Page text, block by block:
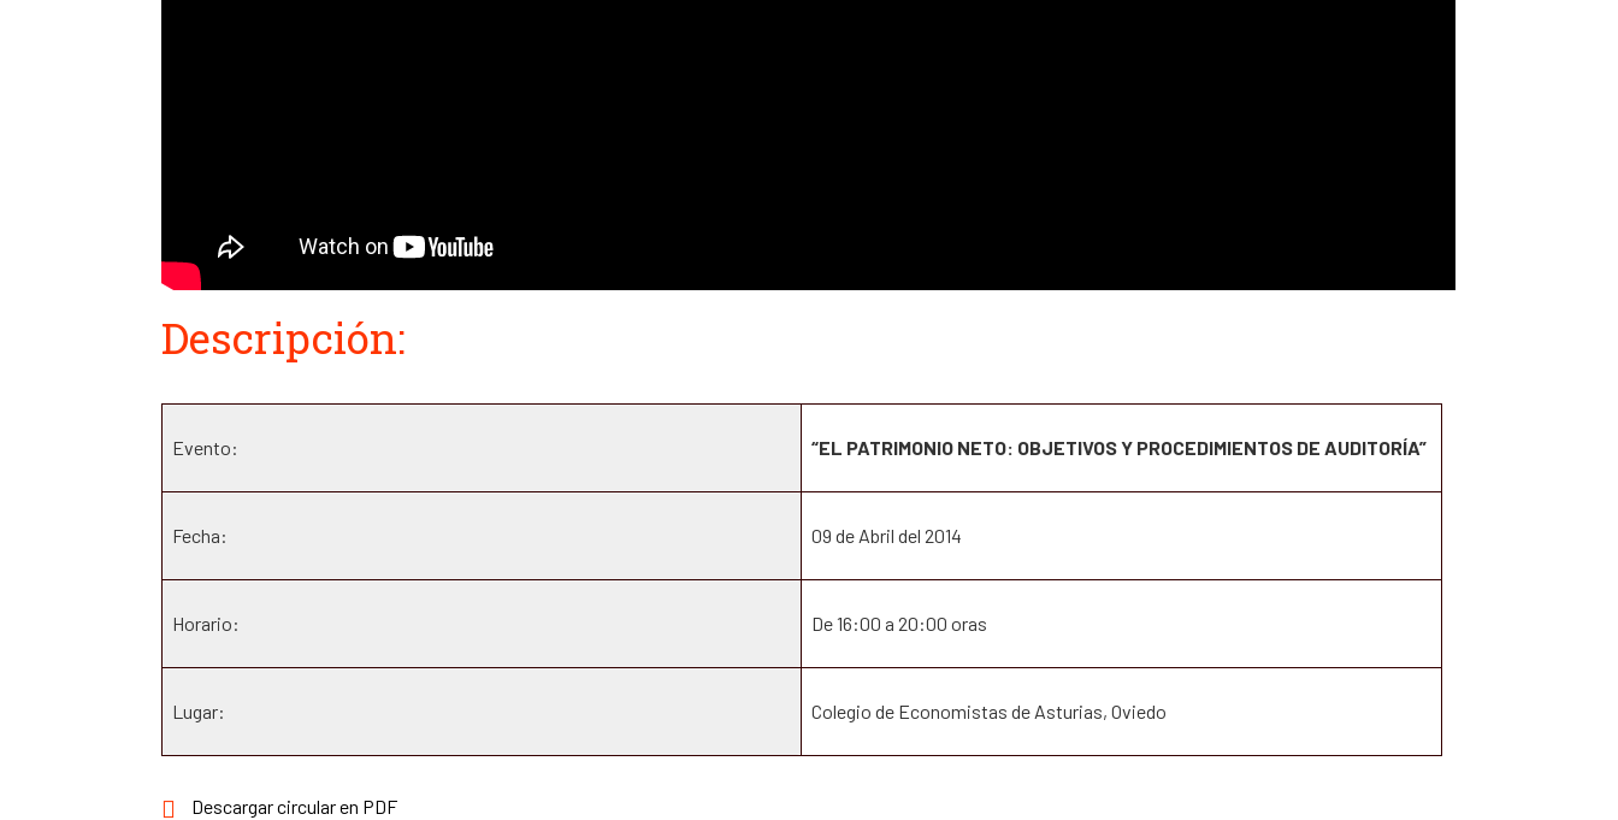
Descripción:
Evento: “EL PATRIMONIO NETO: OBJETIVOS Y PROCEDIMIENTOS DE AUDITORÍA”
Fecha: 09 de Abril del 2014
Horario: De 16:00 a 20:00 oras
Lugar: Colegio de Economistas de Asturias, Oviedo
Descargar circular en PDF